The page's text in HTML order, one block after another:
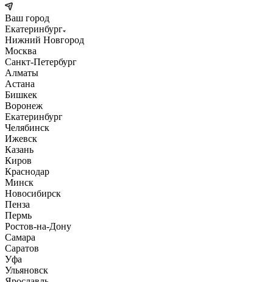
Ваш город
Екатеринбург
Нижний Новгород
Москва
Санкт-Петербург
Алматы
Астана
Бишкек
Воронеж
Екатеринбург
Челябинск
Ижевск
Казань
Киров
Краснодар
Минск
Новосибирск
Пенза
Пермь
Ростов-на-Дону
Самара
Саратов
Уфа
Ульяновск